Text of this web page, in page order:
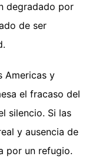
degradado por
de ser
Americas y
el fracaso del
silencio. Si las
y ausencia de
por un refugio.